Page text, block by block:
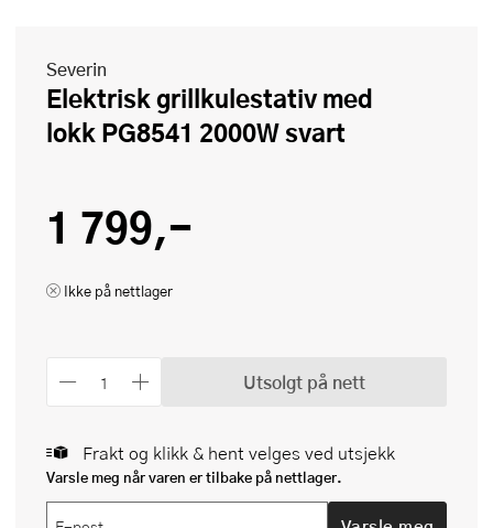
Severin
Elektrisk grillkulestativ med
lokk PG8541 2000W svart
1 799,-
Ikke på nettlager
Utsolgt på nett
Frakt og klikk & hent velges ved utsjekk
Varsle meg når varen er tilbake på nettlager.